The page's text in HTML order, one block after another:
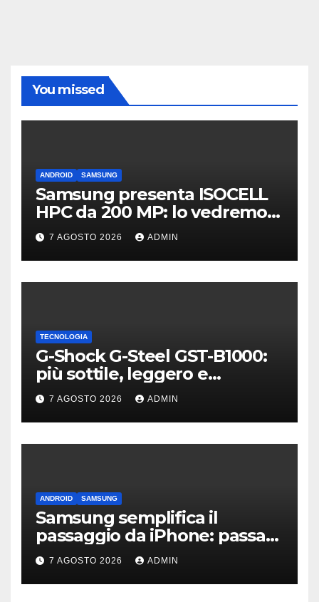
You missed
ANDROID SAMSUNG
Samsung presenta ISOCELL
HPC da 200 MP: lo vedremo
sui Galaxy S27?
7 AGOSTO 2026 ADMIN
TECNOLOGIA
G-Shock G-Steel GST-B1000:
più sottile, leggero e
connesso
7 AGOSTO 2026 ADMIN
ANDROID SAMSUNG
Samsung semplifica il
passaggio da iPhone: passa
WhatsApp e c’è l’assistenza
7 AGOSTO 2026 ADMIN